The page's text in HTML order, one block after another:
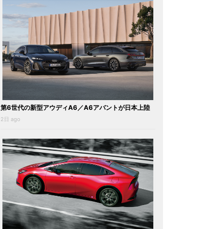
第6世代の新型アウディA6／A6アバントが日本上陸
2日 ago